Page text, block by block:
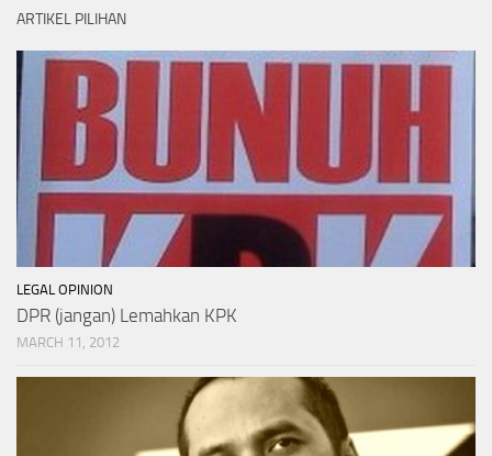
ARTIKEL PILIHAN
LEGAL OPINION
DPR (jangan) Lemahkan KPK
MARCH 11, 2012